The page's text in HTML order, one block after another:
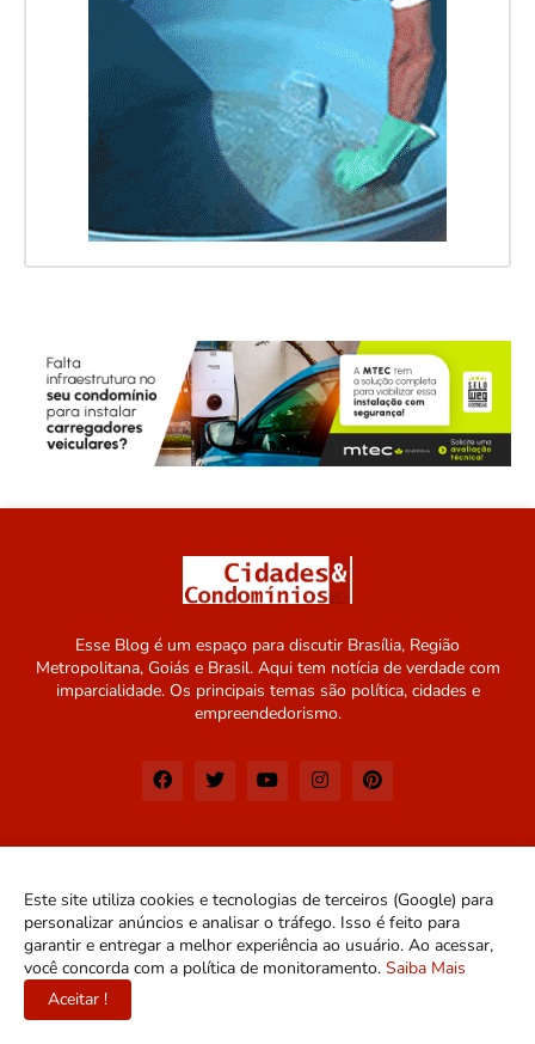
Esse Blog é um espaço para discutir Brasília, Região
Metropolitana, Goiás e Brasil. Aqui tem notícia de verdade com
imparcialidade. Os principais temas são política, cidades e
empreendedorismo.
Este site utiliza cookies e tecnologias de terceiros (Google) para
personalizar anúncios e analisar o tráfego. Isso é feito para
garantir e entregar a melhor experiência ao usuário. Ao acessar,
você concorda com a política de monitoramento. Saiba Mais
Aceitar !